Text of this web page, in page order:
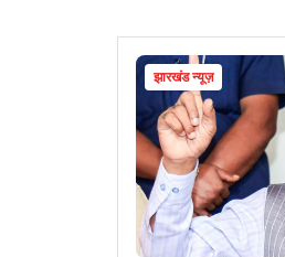
झारखंड न्यूज़